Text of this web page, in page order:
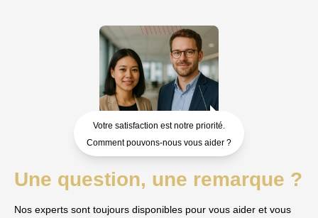
Votre satisfaction est notre priorité.
Comment pouvons-nous vous aider ?
Une question, une remarque ?
Nos experts sont toujours disponibles pour vous aider et vous